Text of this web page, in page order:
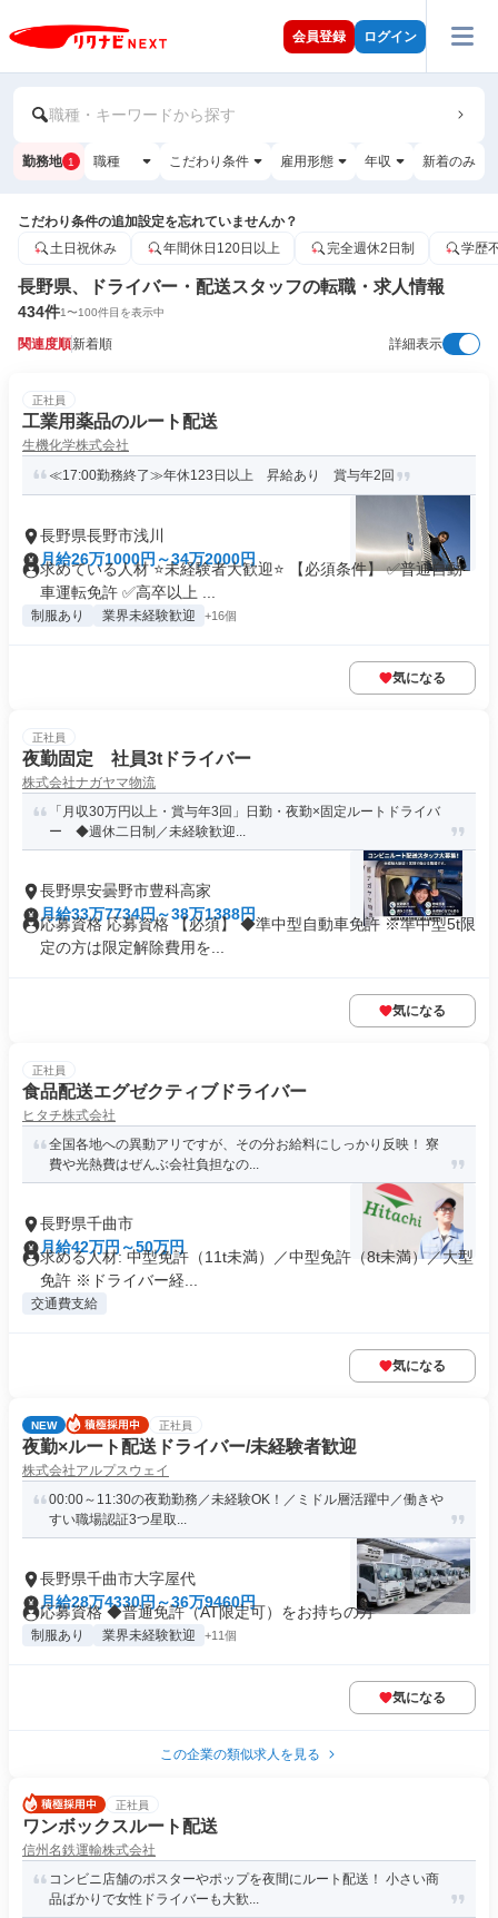
会員登録 ログイン
職種・キーワードから探す
勤務地 1 職種 こだわり条件 雇用形態 年収 新着のみ
こだわり条件の追加設定を忘れていませんか？
土日祝休み
年間休日120日以上 完全週休2日制 学歴
長野県、ドライバー・配送スタッフの転職・求人情報
434件1〜100件目を表示中
関連度順新着順 詳細表示
正社員
工業用薬品のルート配送
生機化学株式会社
≪17:00勤務終了≫年休123日以上 昇給あり 賞与年2回
長野県長野市浅川
月給26万1000円～34万2000円
求めている人材 ⭐未経験者大歓迎⭐ 【必須条件】 ✅普通自動
車運転免許 ✅高卒以上 ...
制服あり 業界未経験歓迎 +16個
気になる
正社員
夜勤固定 社員3tドライバー
株式会社ナガヤマ物流
「月収30万円以上・賞与年3回」日勤・夜勤×固定ルートドライバ
ー ◆週休二日制／未経験歓迎...
長野県安曇野市豊科高家
月給33万7734円～38万1388円
応募資格 応募資格 【必須】 ◆準中型自動車免許 ※準中型5t限
定の方は限定解除費用を...
気になる
正社員
食品配送エグゼクティブドライバー
ヒタチ株式会社
全国各地への異動アリですが、その分お給料にしっかり反映！ 寮
費や光熱費はぜんぶ会社負担なの...
長野県千曲市
月給42万円～50万円
求める人材: 中型免許（11t未満）／中型免許（8t未満）／大型
免許 ※ドライバー経...
交通費支給
気になる
NEW 正社員
夜勤×ルート配送ドライバー/未経験者歓迎
株式会社アルプスウェイ
00:00～11:30の夜勤勤務／未経験OK！／ミドル層活躍中／働きや
すい職場認証3つ星取...
長野県千曲市大字屋代
月給28万4330円～36万9460円
応募資格 ◆普通免許（AT限定可）をお持ちの方
制服あり 業界未経験歓迎 +11個
気になる
この企業の類似求人を見る
正社員
ワンボックスルート配送
信州名鉄運輸株式会社
コンビニ店舗のポスターやポップを夜間にルート配送！ 小さい商
品ばかりで女性ドライバーも大歓...